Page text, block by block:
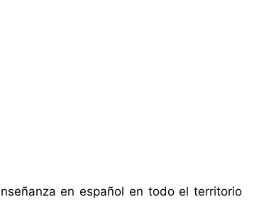
en español en todo el territorio